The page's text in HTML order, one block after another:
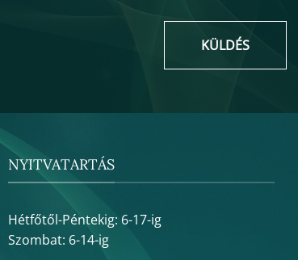
KÜLDÉS
NYITVATARTÁS
Hétfőtől-Péntekig: 6-17-ig
Szombat: 6-14-ig